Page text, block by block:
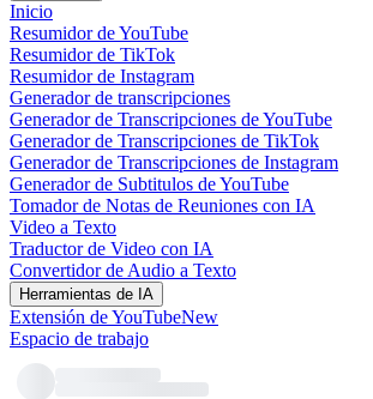
Inicio
Resumidor de YouTube
Resumidor de TikTok
Resumidor de Instagram
Generador de transcripciones
Generador de Transcripciones de YouTube
Generador de Transcripciones de TikTok
Generador de Transcripciones de Instagram
Generador de Subtitulos de YouTube
Tomador de Notas de Reuniones con IA
Video a Texto
Traductor de Video con IA
Convertidor de Audio a Texto
Herramientas de IA
Extensión de YouTubeNew
Espacio de trabajo